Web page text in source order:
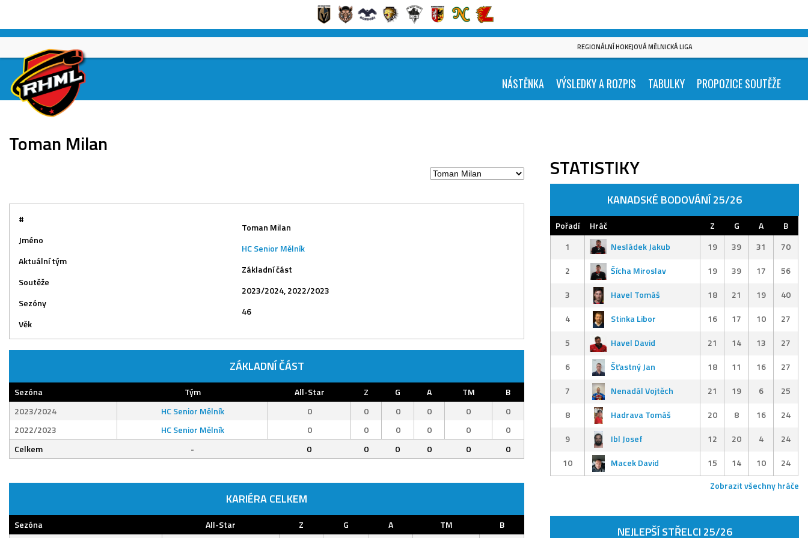
Skip
content
REGIONÁLNÍ HOKEJOVÁ MĚLNICKÁ LIGA
NÁSTĚNKA VÝSLEDKY A ROZPIS TABULKY PROPOZICE SOUTĚŽE
Toman Milan
#
Jméno
Toman Milan
Aktuální tým
HC Senior Mělník
Soutěže
Základní část
Sezóny
2023/2024, 2022/2023
Věk
46
ZÁKLADNÍ ČÁST
Sezóna Tým All-Star Z G A TM
B
2023/2024
HC Senior Mělník 0 0 0 0 0
0
2022/2023
HC Senior Mělník 0 0 0 0 0
0
Celkem
- 0 0 0 0 0 0
KARIÉRA CELKEM
Sezóna All-Star Z G A TM
B
STATISTIKY
KANADSKÉ BODOVÁNÍ 25/26
Pořadí Hráč Z G A
B
1
Nesládek Jakub 19 39 31
70
2
Šícha Miroslav 19 39 17
56
3
Havel Tomáš 18 21 19
40
4
Stinka Libor 16 17 10
27
5
Havel David 21 14 13
27
6
Šťastný Jan 18 11 16
27
7
Nenadál Vojtěch 21 19 6
25
8
Hadrava Tomáš 20 8 16
24
9
Ibl Josef 12 20 4
24
10
Macek David 15 14 10
24
Zobrazit všechny hráče
NEJLEPŠÍ STŘELCI 25/26